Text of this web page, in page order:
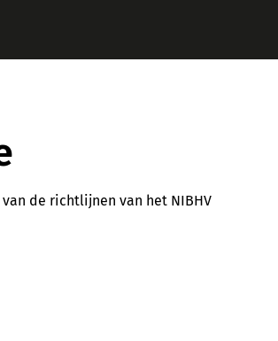
de richtlijnen van het NIBHV